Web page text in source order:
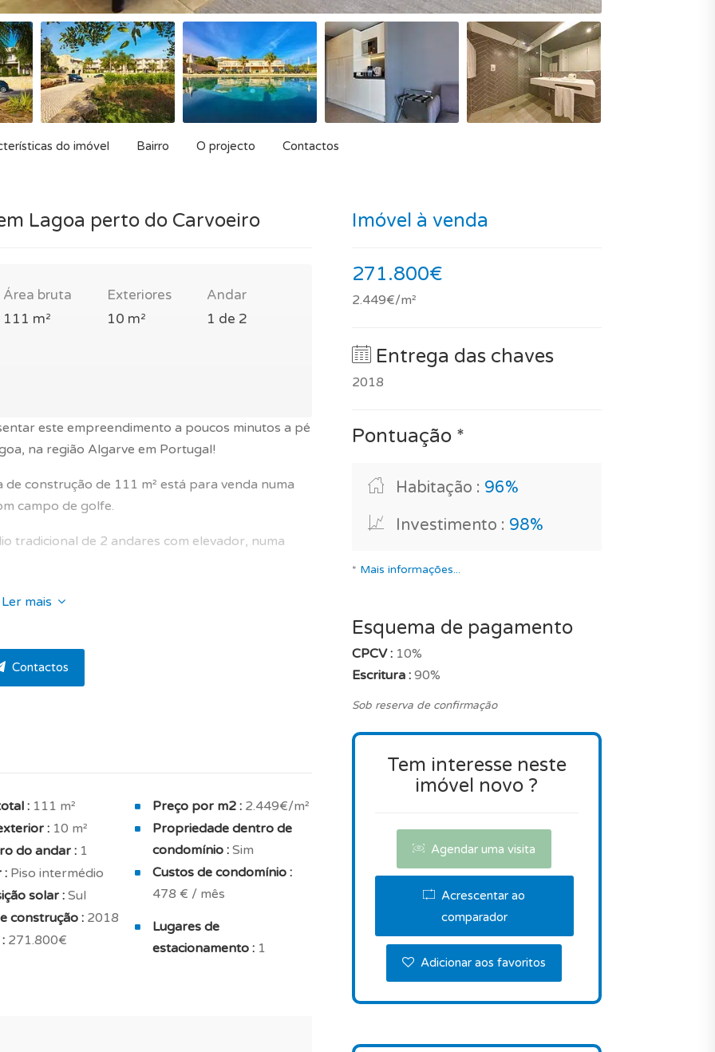
do imóvel Bairro O projecto Contactos
Lagoa perto do Carvoeiro
Área bruta
111 m²
Exteriores
10 m²
Andar
1 de 2
este empreendimento a poucos minutos a pé
na região Algarve em Portugal!
construção de 111 m² está para venda numa
campo de golfe.
tradicional de 2 andares com elevador, numa
e conforto que proporciona e dispõe de :
agradável de viver, concebido para
solar sul.
banheira / duche), e um terraço coberto.
lareira tradicional, ar condicionado,
eléctrico.
vendido mobilado e casa de banho mobilada.
casa?
Ler mais
Contactos
: 111 m²
: 10 m²
do andar : 1
: Piso intermédio
solar : Sul
construção : 2018
271.800€
Preço por m2 : 2.449€/m²
Propriedade dentro de
condomínio : Sim
Custos de condomínio :
478 € / mês
Lugares de
estacionamento : 1
Imóvel à venda
271.800€
2.449€/m²
Entrega das chaves
2018
Pontuação *
Habitação : 96%
Investimento : 98%
* Mais informações...
Esquema de pagamento
CPCV : 10%
Escritura : 90%
Sob reserva de confirmação
Tem interesse neste
imóvel novo ?
Agendar uma visita
Acrescentar ao
comparador
Adicionar aos favoritos